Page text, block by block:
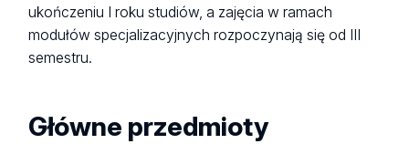
ukończeniu I roku studiów, a zajęcia w ramach
modułów specjalizacyjnych rozpoczynają się od III
semestru.
Główne przedmioty